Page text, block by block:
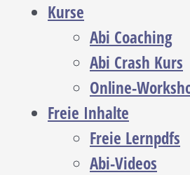
Kurse
Abi Coaching
Abi Crash Kurs
Online-
Freie Inhalte
Freie Lernpdfs
Abi-Videos